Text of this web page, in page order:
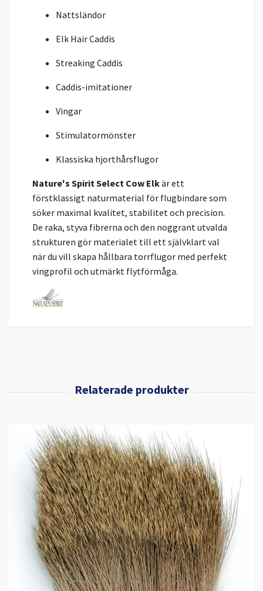
Nattsländor
Elk Hair Caddis
Streaking Caddis
Caddis-imitationer
Vingar
Stimulatormönster
Klassiska hjorthårsflugor
Nature's Spirit Select Cow Elkär ett
förstklassigt naturmaterial för flugbindare som
söker maximal kvalitet, stabilitet och precision.
De raka, styva fibrerna och den noggrant utvalda
strukturen gör materialet till ett självklart val
när du vill skapa hållbara torrflugor med perfekt
vingprofil och utmärkt flytförmåga.